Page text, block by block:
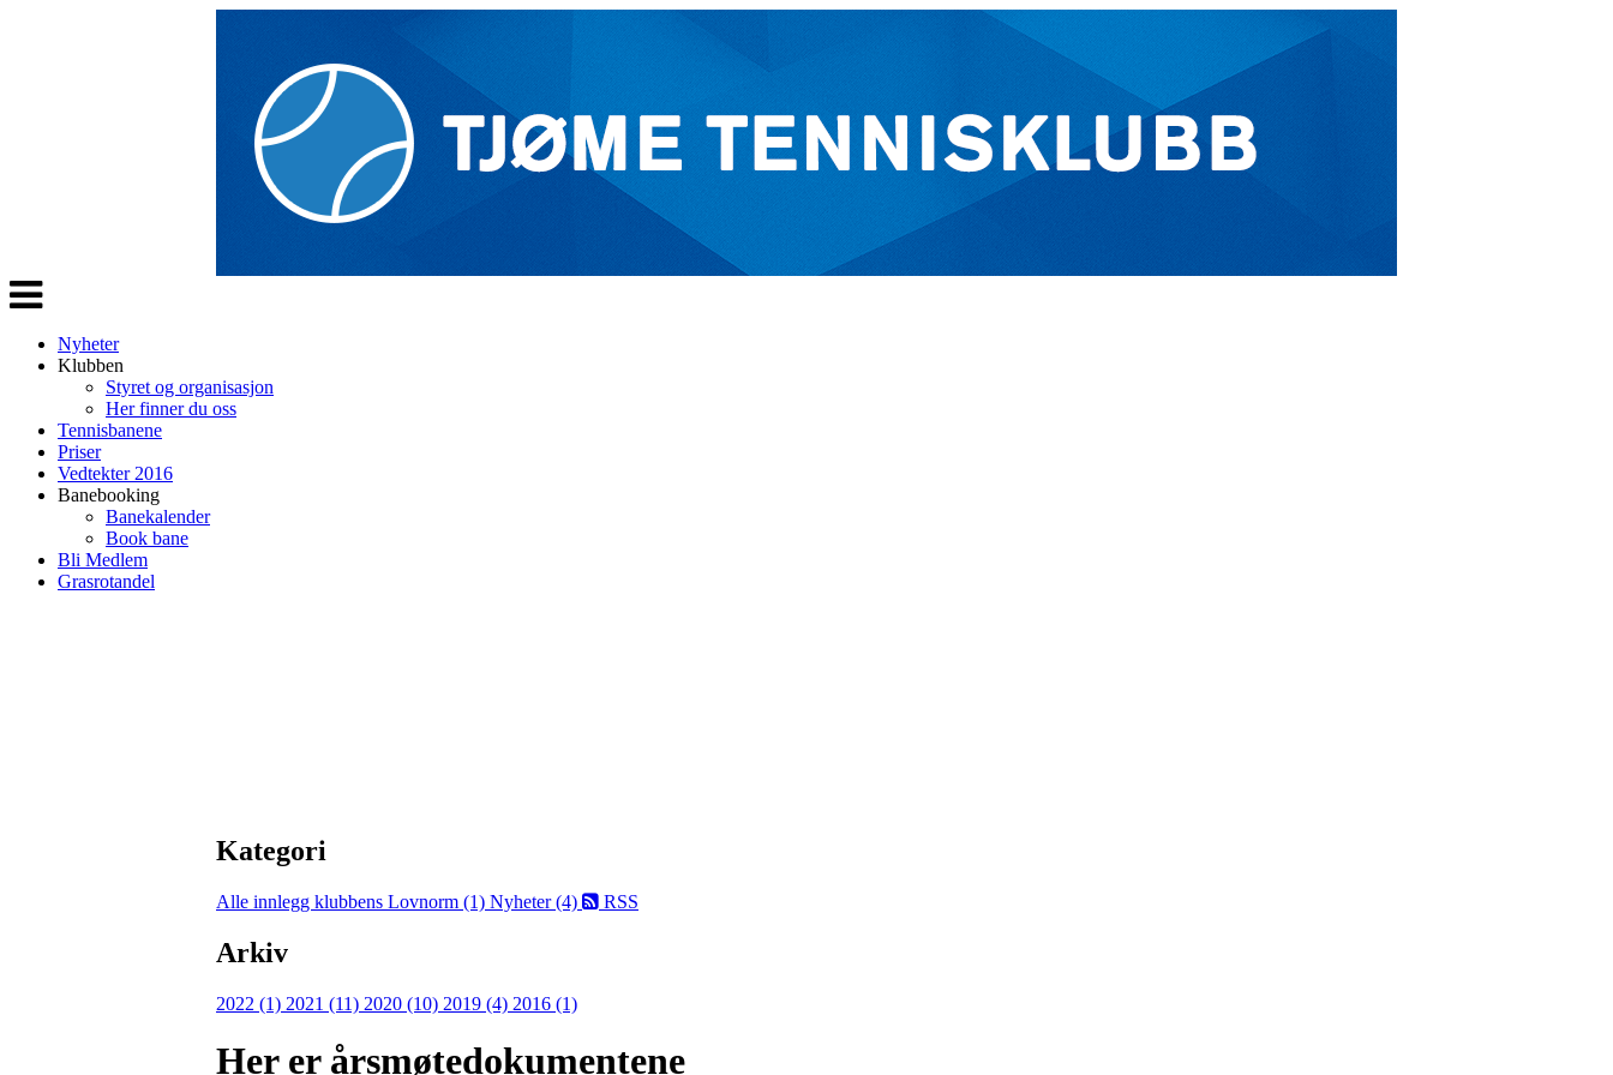
Veksle
navigasjon
Nyheter
Klubben
Styret og organisasjon
Her finner du oss
Tennisbanene
Priser
Vedtekter 2016
Banebooking
Banekalender
Book bane
Bli Medlem
Grasrotandel
Kategori
Alle innlegg klubbens Lovnorm (1) Nyheter (4) RSS
Arkiv
2022 (1) 2021 (11) 2020 (10) 2019 (4) 2016 (1)
Her er årsmøtedokumentene